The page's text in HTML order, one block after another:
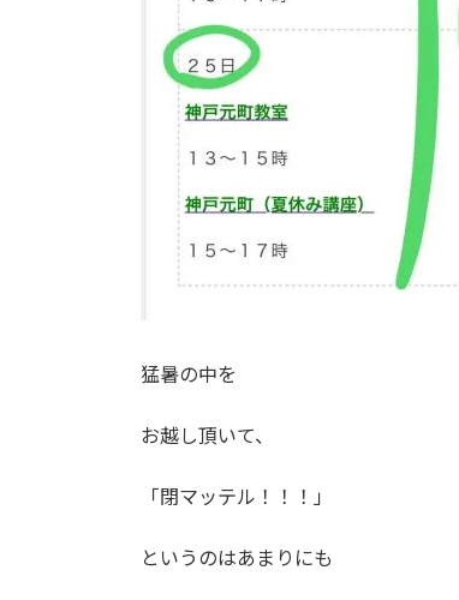
猛暑の中を
お越し頂いて、
「閉マッテル！！！」
というのはあまりにも